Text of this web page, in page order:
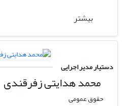
بیشتر
دستیار مدیر اجرایی
محمد هدایتی زفرقندی
حقوق عمومی